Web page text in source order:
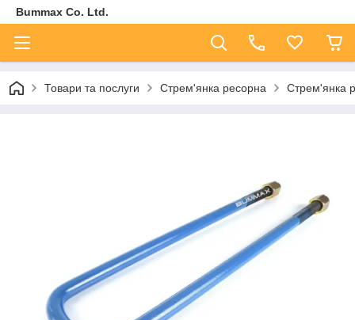
Bummax Co. Ltd.
Товари та послуги Стрем'янка ресорна Стрем'янка